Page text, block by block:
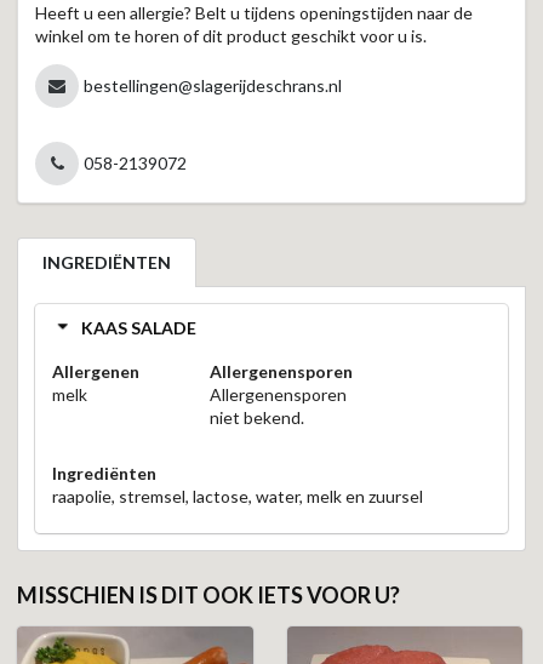
Heeft u een allergie? Belt u tijdens openingstijden naar de
winkel om te horen of dit product geschikt voor u is.
bestellingen@slagerijdeschrans.nl
058-2139072
INGREDIËNTEN
KAAS SALADE
Allergenen
melk
Allergenensporen
Allergenensporen
niet bekend.
Ingrediënten
raapolie, stremsel, lactose, water, melk en zuursel
MISSCHIEN IS DIT OOK IETS VOOR U?